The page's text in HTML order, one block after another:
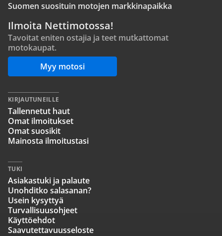
Suomen suosituin motojen markkinapaikka
Ilmoita Nettimotossa!
Tavoitat eniten ostajia ja teet mutkattomat
motokaupat.
Myy motosi
KIRJAUTUNEILLE
Tallennetut haut
Omat ilmoitukset
Omat suosikit
Mainosta ilmoitustasi
TUKI
Asiakastuki ja palaute
Unohditko salasanan?
Usein kysyttyä
Turvallisuusohjeet
Käyttöehdot
Saavutettavuusseloste